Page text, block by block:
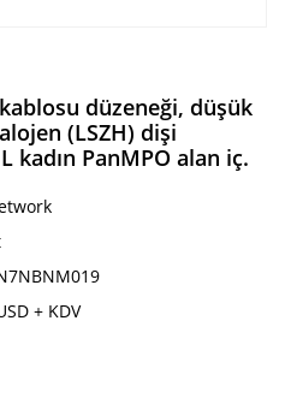
düzeneği, düşük
(LSZH) dişi
kadın PanMPO alan iç.
+ KDV